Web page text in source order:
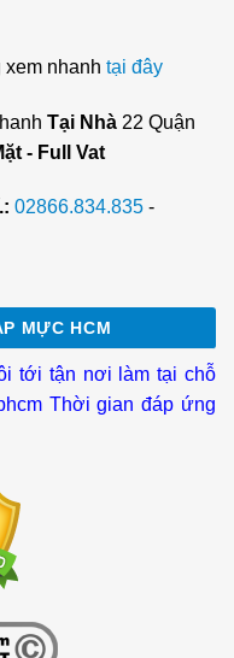
nhanh tại đây
Tại Nhà22 Quận
- Full Vat
02866.834.835 -
MỰC HCM
tới tận nơi làm tại chỗ
Thời gian đáp ứng